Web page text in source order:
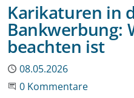
Karikaturen in
Bankwerbung:
beachten ist
Publiziert
08.05.2026
Beginne eine
0 Kommentare